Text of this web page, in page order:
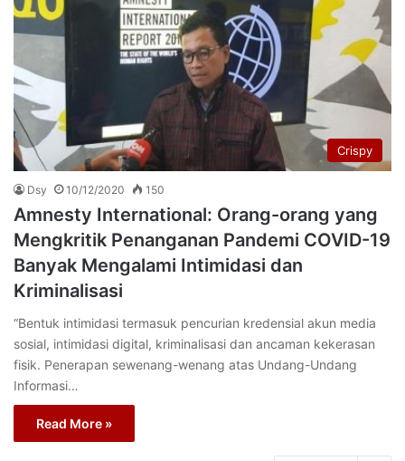
Crispy
Dsy 10/12/2020 150
Amnesty International: Orang-orang yang
Mengkritik Penanganan Pandemi COVID-19
Banyak Mengalami Intimidasi dan
Kriminalisasi
“Bentuk intimidasi termasuk pencurian kredensial akun media
sosial, intimidasi digital, kriminalisasi dan ancaman kekerasan
fisik. Penerapan sewenang-wenang atas Undang-Undang
Informasi…
Read More »